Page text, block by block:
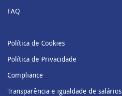
FAQ
Política de Cookies
Política de Privacidade
Compliance
Transparência e igualdade de salários